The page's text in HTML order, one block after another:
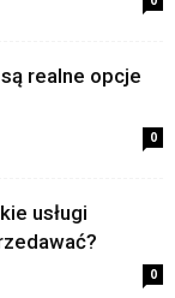
realne opcje
0
usługi
0